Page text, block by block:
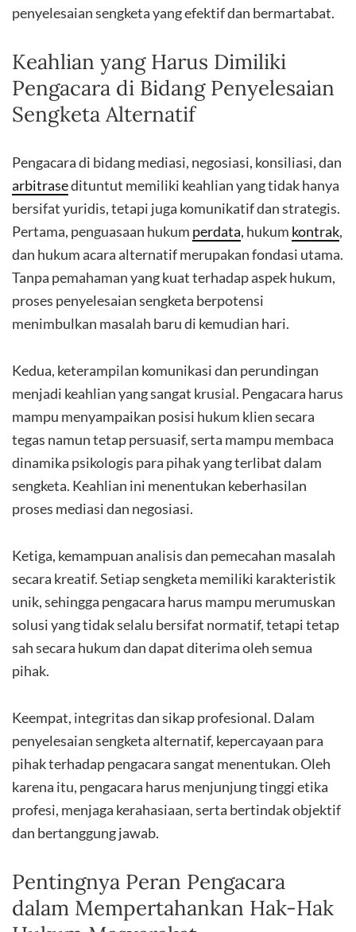
penyelesaian sengketa yang efektif dan bermartabat.
Keahlian yang Harus Dimiliki
Pengacara di Bidang Penyelesaian
Sengketa Alternatif
Pengacara di bidang mediasi, negosiasi, konsiliasi, dan
arbitrasedituntut memiliki keahlian yang tidak hanya
bersifat yuridis, tetapi juga komunikatif dan strategis.
Pertama, penguasaan hukum perdata, hukum kontrak,
dan hukum acara alternatif merupakan fondasi utama.
Tanpa pemahaman yang kuat terhadap aspek hukum,
proses penyelesaian sengketa berpotensi
menimbulkan masalah baru di kemudian hari.
Kedua, keterampilan komunikasi dan perundingan
menjadi keahlian yang sangat krusial. Pengacara harus
mampu menyampaikan posisi hukum klien secara
tegas namun tetap persuasif, serta mampu membaca
dinamika psikologis para pihak yang terlibat dalam
sengketa. Keahlian ini menentukan keberhasilan
proses mediasi dan negosiasi.
Ketiga, kemampuan analisis dan pemecahan masalah
secara kreatif. Setiap sengketa memiliki karakteristik
unik, sehingga pengacara harus mampu merumuskan
solusi yang tidak selalu bersifat normatif, tetapi tetap
sah secara hukum dan dapat diterima oleh semua
pihak.
Keempat, integritas dan sikap profesional. Dalam
penyelesaian sengketa alternatif, kepercayaan para
pihak terhadap pengacara sangat menentukan. Oleh
karena itu, pengacara harus menjunjung tinggi etika
profesi, menjaga kerahasiaan, serta bertindak objektif
dan bertanggung jawab.
Pentingnya Peran Pengacara
dalam Mempertahankan Hak-Hak